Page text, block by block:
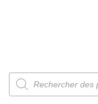
Recherche
de
produits